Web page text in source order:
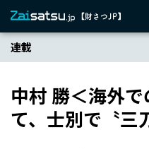
連載
中村 勝＜海外
て、士別で〝三